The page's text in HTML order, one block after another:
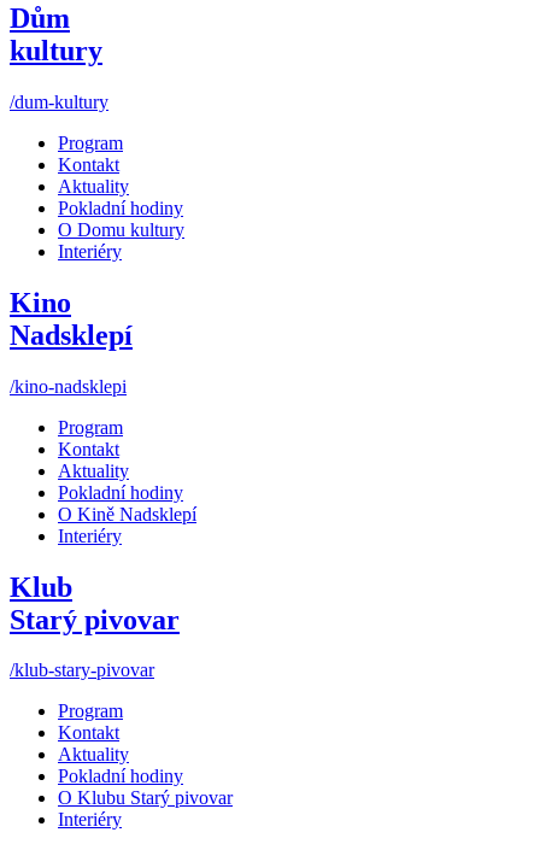
Dům
kultury
/dum-kultury
Program
Kontakt
Aktuality
Pokladní hodiny
O Domu kultury
Interiéry
Kino
Nadsklepí
/kino-nadsklepi
Program
Kontakt
Aktuality
Pokladní hodiny
O Kině Nadsklepí
Interiéry
Klub
Starý pivovar
/klub-stary-pivovar
Program
Kontakt
Aktuality
Pokladní hodiny
O Klubu Starý pivovar
Interiéry